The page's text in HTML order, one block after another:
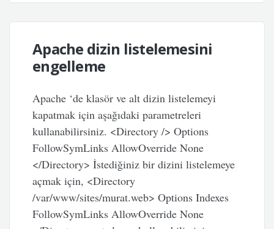
Apache dizin listelemesini
engelleme
Apache ‘de klasör ve alt dizin listelemeyi
kapatmak için aşağıdaki parametreleri
kullanabilirsiniz. <Directory /> Options
FollowSymLinks AllowOverride None
</Directory> İstediğiniz bir dizini listelemeye
açmak için, <Directory
/var/www/sites/murat.web> Options Indexes
FollowSymLinks AllowOverride None